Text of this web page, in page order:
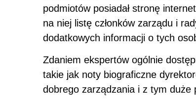
podmiotów posiadał stronę
na niej listę członków zarządu i
dodatkowych informacji o tych
Zdaniem ekspertów ogólnie
takie jak noty biograficzne
dobrego zarządzania i z tym duże